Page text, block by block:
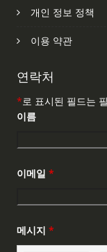
개인 정보 정책
이용 약관
연락처
*로 표시된 필드는
이름
이메일 *
메시지 *